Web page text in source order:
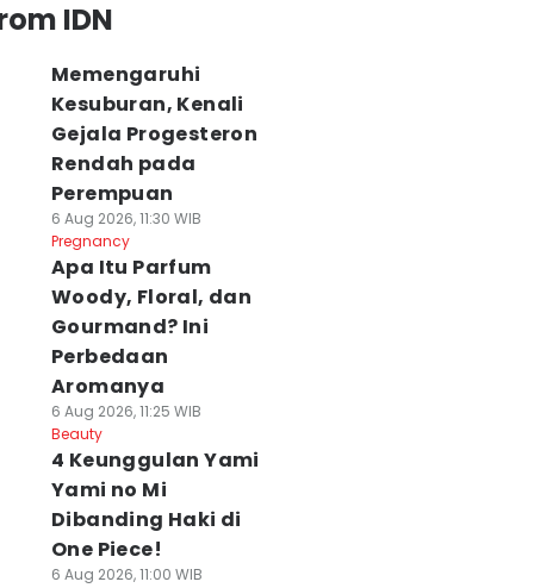
IDN
Memengaruhi
Kesuburan, Kenali
Gejala Progesteron
Rendah pada
Perempuan
6 Aug 2026, 11:30 WIB
Pregnancy
Apa Itu Parfum
Woody, Floral, dan
Gourmand? Ini
Perbedaan
Aromanya
6 Aug 2026, 11:25 WIB
Beauty
4 Keunggulan Yami
Yami no Mi
Dibanding Haki di
One Piece!
6 Aug 2026, 11:00 WIB